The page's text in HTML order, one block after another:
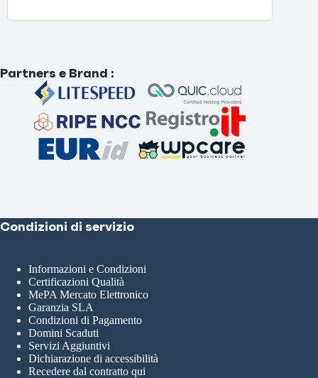
Partners e Brand :
Condizioni di servizio
Informazioni e Condizioni
Certificazioni Qualità
MePA Mercato Elettronico
Garanzia SLA
Condizioni di Pagamento
Domini Scaduti
Servizi Aggiuntivi
Dichiarazione di accessibilità
Recedere dal contratto qui